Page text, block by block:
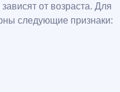
от возраста. Для
следующие признаки: